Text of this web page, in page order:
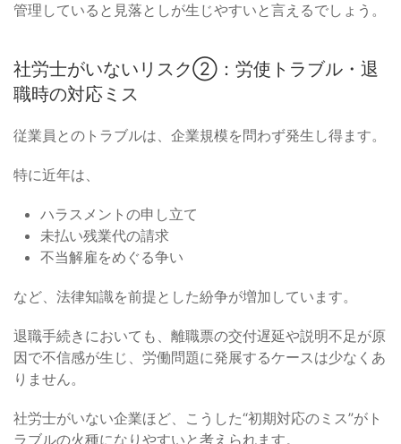
管理していると見落としが生じやすいと言えるでしょう。
社労士がいないリスク②：労使トラブル・退
職時の対応ミス
従業員とのトラブルは、企業規模を問わず発生し得ます。
特に近年は、
ハラスメントの申し立て
未払い残業代の請求
不当解雇をめぐる争い
など、法律知識を前提とした紛争が増加しています。
退職手続きにおいても、離職票の交付遅延や説明不足が原
因で不信感が生じ、労働問題に発展するケースは少なくあ
りません。
社労士がいない企業ほど、こうした“初期対応のミス”がト
ラブルの火種になりやすいと考えられます。